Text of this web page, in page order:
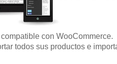
con WooCommerce.
todos sus productos e